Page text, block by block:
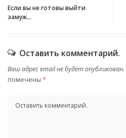
Если вы не готовы выйти
замуж…
Оставить комментарий.
Ваш адрес email не будет опубликован.
помечены *